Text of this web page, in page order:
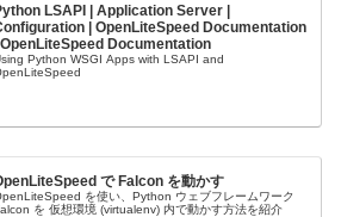
LSAPI | Application Server |
| OpenLiteSpeed Documentation
Documentation
Python WSGI Apps with LSAPI and
で Falcon を動かす
を使い、Python ウェブフレームワーク
を 仮想環境 (virtualenv) 内で動かす方法を紹介